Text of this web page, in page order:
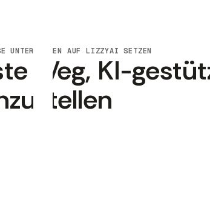
UNTERNEHMEN AUF LIZZYAI SETZEN
Weg, KI-